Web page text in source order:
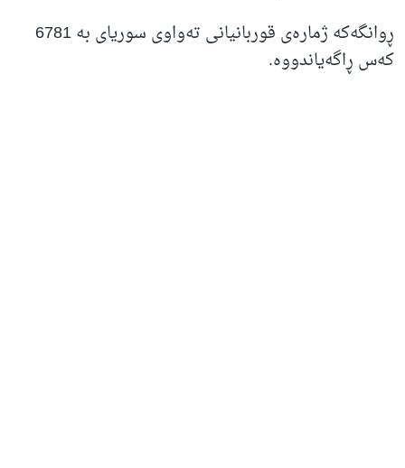
ڕوانگەکە ژمارەی قوربانیانی تەواوی سوریای بە 6781
کەس ڕاگەیاندووە.